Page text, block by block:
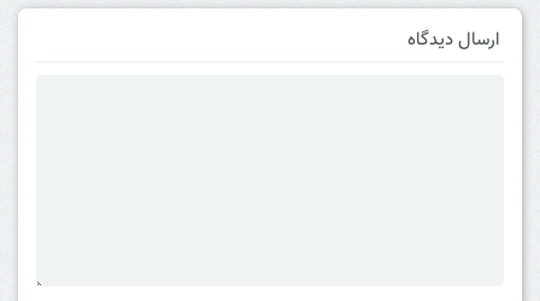
ارسال دیدگاه